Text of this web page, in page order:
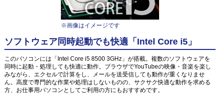
※画像はイメージです
ソフトウェア同時起動でも快適「Intel Core i5」
このパソコンには「Intel Core i5 8500 3GHz」が搭載。複数のソフトウェアを
同時に起動・処理しても快適に動作。ブラウザでYouTubeの映像・音楽を楽し
みながら、エクセルで計算をし、メールを送受信しても動作が重くなりませ
ん。高度で専門的な作業や処理はしないものの、サクサク快適な動作を求める
方、お仕事用パソコンとしてご利用の方にもおすすめです。